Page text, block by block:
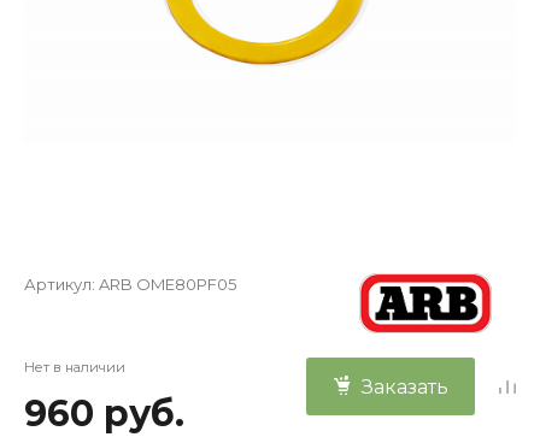
Артикул: ARB OME80PF05
Нет в наличии
960 руб.
Заказать